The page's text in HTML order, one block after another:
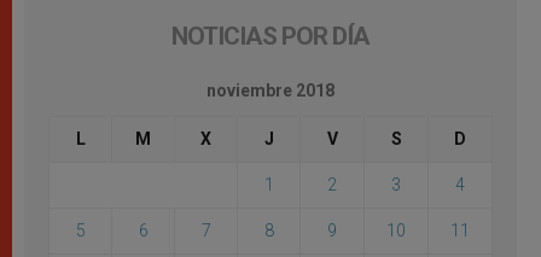
NOTICIAS POR DÍA
noviembre 2018
L M X J V S D
1 2 3 4
5 6 7 8 9 10 11